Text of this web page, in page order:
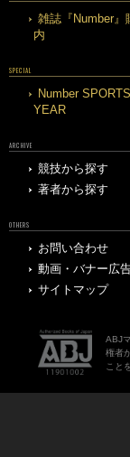
雑誌『Number』
内
SPECIAL
Number
YEAR
ARCHIVE
競技から探す
著者から探す
OTHERS
お問い合わせ
動画・バナー広
サイトマップ
ABJ
権者
こと